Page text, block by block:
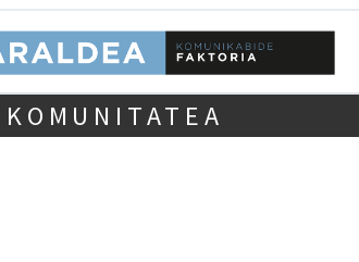
KOMUNITATEA